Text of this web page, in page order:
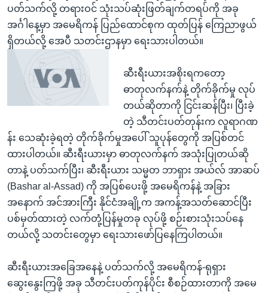
ပတ်သက်လို့ တရားဝင် သုံးသပ်ဆုံးဖြတ်ချက်တရပ်ကို အခု
အင်္ဂါနေ့မှာ အမေရိကန် ပြည်ထောင်စုက ထုတ်ပြန် ကြေညာဖွယ်
ရှိတယ်လို့ အေပီ သတင်းဌာနမှာ ရေးသားပါတယ်။
ဆီးရီးယားအစိုးရကတော့
ဓာတုလက်နက်နဲ့ တိုက်ခိုက်မှု လုပ်
တယ်ဆိုတာကို ငြင်းဆန်ပြီး၊ ပြီးခဲ့
တဲ့ သီတင်းပတ်တုန်းက လူရာဂဏ
န်း သေဆုံးခဲ့ရတဲ့ တိုက်ခိုက်မှုအပေါ် သူပုန်တွေကို အပြစ်တင်
ထားပါတယ်။ ဆီးရီးယားမှာ ဓာတုလက်နက် အသုံးပြုတယ်ဆို
တာနဲ့ ပတ်သက်ပြီး၊ ဆီးရီးယား သမ္မတ ဘာရှား အယ်လ် အာဆပ်
(Bashar al-Assad) ကို အပြစ်ပေးဖို့ အမေရိကန်နဲ့ အခြား
အနောက် အင်အားကြီး နိုင်ငံအချို့က အကန့်အသတ်ဆောင်ပြီး
ပစ်မှတ်ထားတဲ့ လက်တုံ့ပြန်မှုတခု လုပ်ဖို့ စဉ်းစားသုံးသပ်နေ
တယ်လို့ သတင်းတွေမှာ ရေးသားဖော်ပြနေကြပါတယ်။
ဆီးရီးယားအခြေအနေနဲ့ ပတ်သက်လို့ အမေရိကန်-ရုရှား
ဆွေးနွေးကြဖို့ အခု သီတင်းပတ်ကုန်ပိုင်း စီစဉ်ထားတာကို အမေ